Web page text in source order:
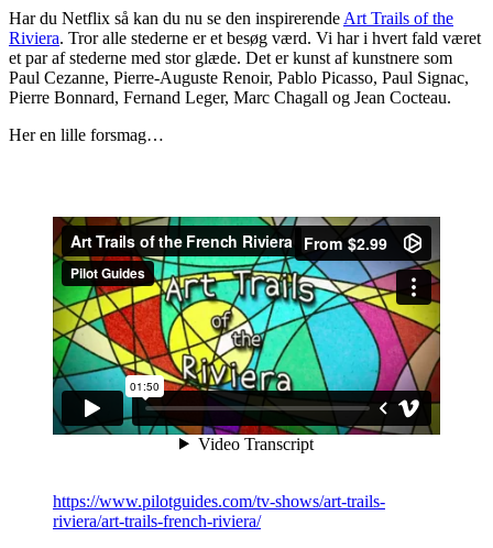
Har du Netflix så kan du nu se den inspirerende Art Trails of the
Riviera. Tror alle stederne er et besøg værd. Vi har i hvert fald været
et par af stederne med stor glæde. Det er kunst af kunstnere som
Paul Cezanne, Pierre-Auguste Renoir, Pablo Picasso, Paul Signac,
Pierre Bonnard, Fernand Leger, Marc Chagall og Jean Cocteau.
Her en lille forsmag…
https://www.pilotguides.com/tv-shows/art-trails-
riviera/art-trails-french-riviera/